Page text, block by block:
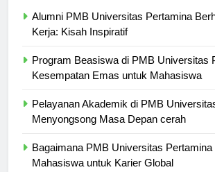
Alumni PMB Universitas Pertamina
Program Beasiswa di PMB Universitas
Pelayanan Akademik di PMB
Bagaimana PMB Universitas Pertamina